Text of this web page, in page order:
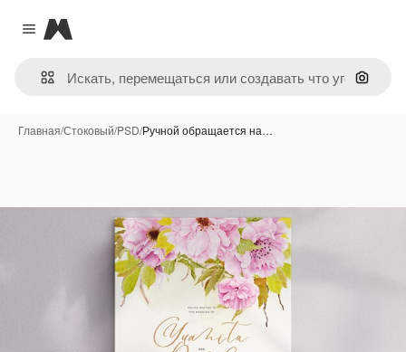
Close menu
Magnific
Поиск
Главная/Стоковый/PSD/Ручной обращается на…